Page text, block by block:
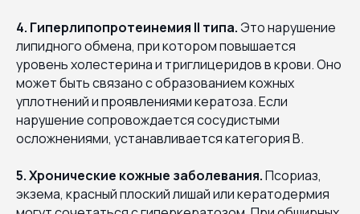
4. Гиперлипопротеинемия II типа. Это нарушение
липидного обмена, при котором повышается
уровень холестерина и триглицеридов в крови. Оно
может быть связано с образованием кожных
уплотнений и проявлениями кератоза. Если
нарушение сопровождается сосудистыми
осложнениями, устанавливается категория В.
5. Хронические кожные заболевания.Псориаз,
экзема, красный плоский лишай или кератодермия